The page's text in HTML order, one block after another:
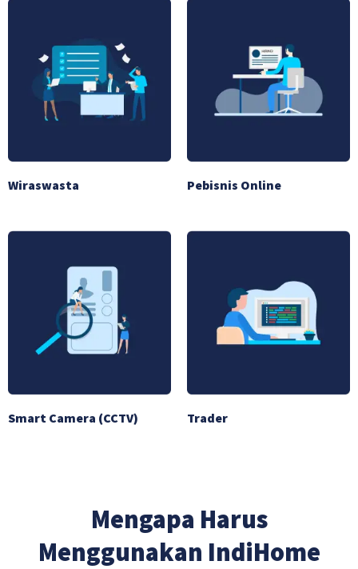
Wiraswasta Pebisnis Online
Smart Camera (CCTV) Trader
Mengapa Harus
Menggunakan IndiHome